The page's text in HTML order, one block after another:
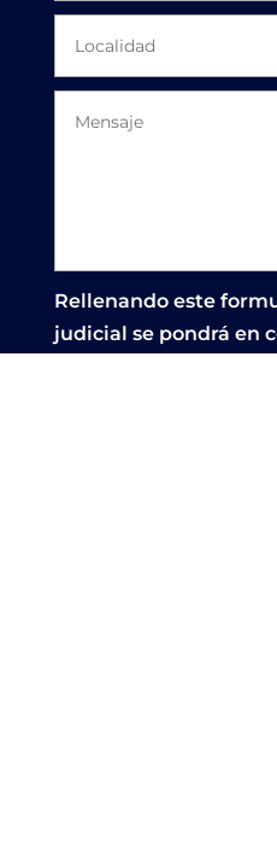
Rellenando este
judicial se pondrá en